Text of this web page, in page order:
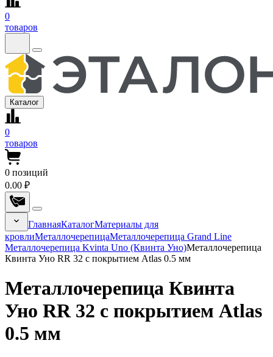
0
товаров
Каталог
0
товаров
0 позиций
0.00 ₽
ГлавнаяКаталогМатериалы для
кровлиМеталлочерепицаМеталлочерепица Grand Line
Металлочерепица Kvinta Uno (Квинта Уно)Металлочерепица
Квинта Уно RR 32 с покрытием Atlas 0.5 мм
Металлочерепица Квинта
Уно RR 32 с покрытием Atlas
0.5 мм